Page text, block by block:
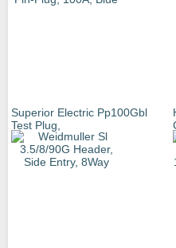
Superior Electric Pp100Gbl
Test Plug,